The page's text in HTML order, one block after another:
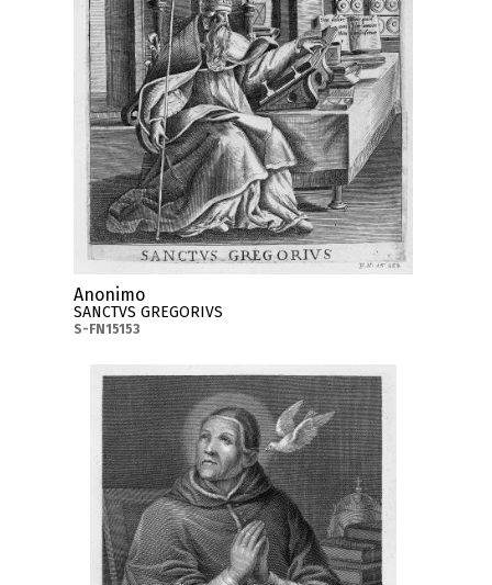
Anonimo
SANCTVS GREGORIVS
S-FN15153